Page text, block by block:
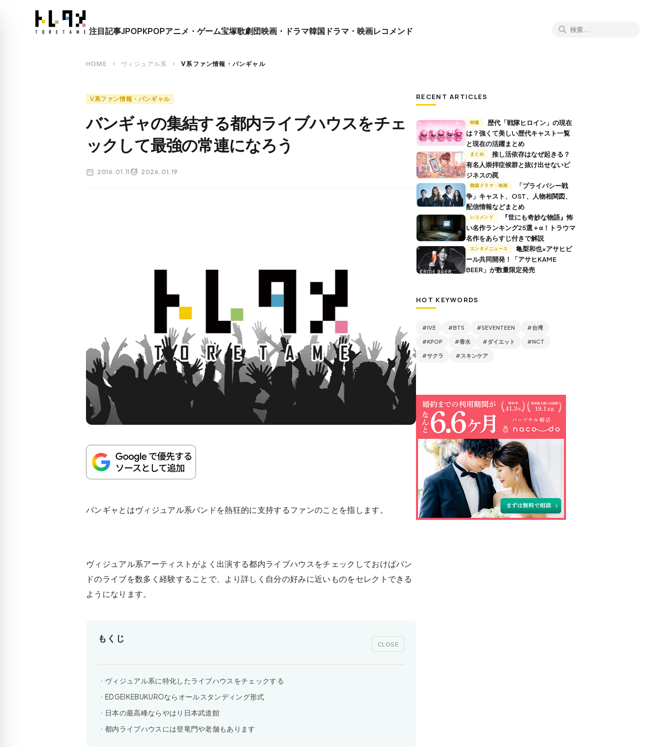
close
注目記事JPOPKPOPアニメ・ゲーム宝塚歌劇団映画・ドラマ韓国ドラマ・映画レコメンド
HOME chevron_right ヴィジュアル系 chevron_right V系ファン情報・バンギャル
V系ファン情報・バンギャル
バンギャの集結する都内ライブハウスをチェ
ックして最強の常連になろう
2016.01.11 2026.01.19
バンギャとはヴィジュアル系バンドを熱狂的に支持するファンのことを指します。
ヴィジュアル系アーティストがよく出演する都内ライブハウスをチェックしておけばバン
ドのライブを数多く経験することで、 より詳しく自分の好みに近いものをセレクトできる
ようになります。
もくじ
CLOSE
ヴィジュアル系に特化したライブハウスをチェックする
EDGEIKEBUKUROならオールスタンディング形式
日本の最高峰ならやはり日本武道館
都内ライブハウスには登竜門や老舗もあります
RECENT ARTICLES
特撮
は？強くて美しい歴代キャスト一覧
と現在の活躍まとめ
まとめ
推し活依存はなぜ起きる？
有名人崇拝症候群と抜け出せないビ
ジネスの罠
韓国ドラマ・映画
争」キャスト、OST、人物相関図、
配信情報などまとめ
レコメンド
い名作ランキング25選＋α！トラウマ
名作をあらすじ付きで解説
エンタメニュース
ール共同開発！「アサヒKAME
BEER」が数量限定発売
HOT KEYWORDS
#IVE #BTS #SEVENTEEN #台湾
#KPOP #香水 #ダイエット #NCT
#サクラ #スキンケア